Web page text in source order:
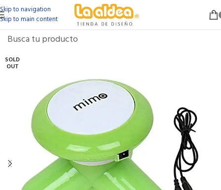
Skip to navigation
Skip to main content
SOLD
OUT